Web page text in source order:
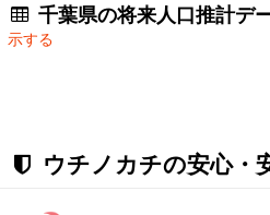
千葉県の将来人口推計デ
示する
ウチノカチの安心・